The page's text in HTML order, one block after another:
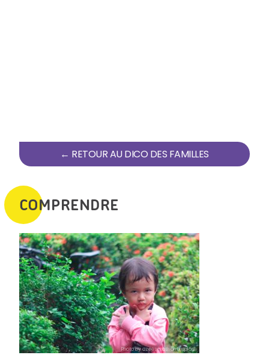
← RETOUR AU DICO DES FAMILLES
COMPRENDRE
Photo by azees math on Unsplash